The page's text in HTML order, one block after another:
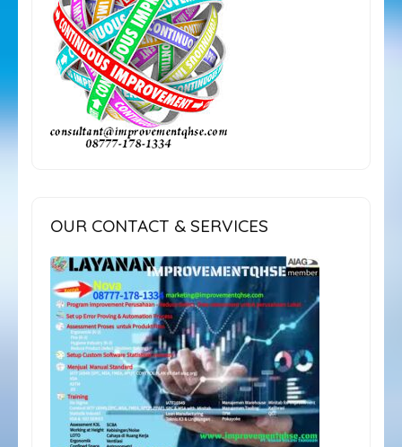
OUR CONTACT & SERVICES